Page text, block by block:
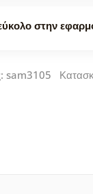
στην
sam3105